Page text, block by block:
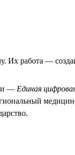
работа —
— Единая